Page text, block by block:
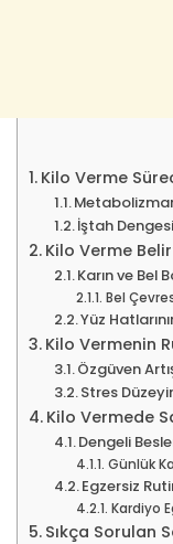
Kilo Verme
İştah
Kilo Verme
Karın ve Bel
Bel
Yüz
Kilo Vermenin
Özgüven
Stres
Kilo Vermede
Dengeli
Günlük
Egzersiz
Kardiyo
Sıkça Sorulan